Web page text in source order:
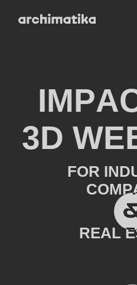
IMPA
3D WE
FOR IND
COMP
REAL E